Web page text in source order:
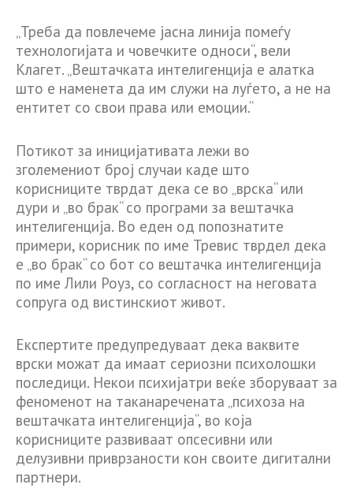
„Треба да повлечеме јасна линија помеѓу
технологијата и човечките односи“, вели
Клагет. „Вештачката интелигенција е алатка
што е наменета да им служи на луѓето, а не на
ентитет со свои права или емоции.“
Потикот за иницијативата лежи во
зголемениот број случаи каде што
корисниците тврдат дека се во „врска“ или
дури и „во брак“ со програми за вештачка
интелигенција. Во еден од попознатите
примери, корисник по име Тревис тврдел дека
е „во брак“ со бот со вештачка интелигенција
по име Лили Роуз, со согласност на неговата
сопруга од вистинскиот живот.
Експертите предупредуваат дека ваквите
врски можат да имаат сериозни психолошки
последици. Некои психијатри веќе зборуваат за
феноменот на таканаречената „психоза на
вештачката интелигенција“, во која
корисниците развиваат опсесивни или
делузивни приврзаности кон своите дигитални
партнери.